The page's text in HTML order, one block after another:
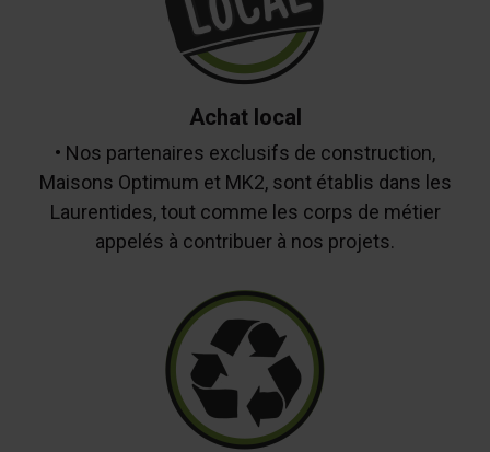
Achat local
• Nos partenaires exclusifs de construction,
Maisons Optimum et MK2, sont établis dans les
Laurentides, tout comme les corps de métier
appelés à contribuer à nos projets.